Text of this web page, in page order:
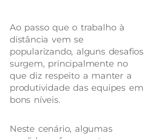
Ao passo que o trabalho à
distância vem se
popularizando, alguns desafios
surgem, principalmente no
que diz respeito a manter a
produtividade das equipes em
bons níveis.
Neste cenário, algumas